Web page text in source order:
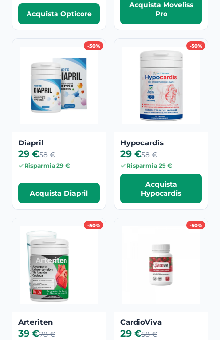
Acquista Opticore
Acquista Moveliss
Pro
-50%
Diapril
29 €58 €
Risparmia 29 €
Acquista Diapril
-50%
Hypocardis
29 €58 €
Risparmia 29 €
Acquista
Hypocardis
-50%
Arteriten
39 €78 €
-50%
CardioViva
29 €58 €